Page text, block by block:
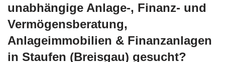
unabhängige Anlage-, Finanz- und
Vermögensberatung,
Anlageimmobilien & Finanzanlagen
in Staufen (Breisgau) gesucht?